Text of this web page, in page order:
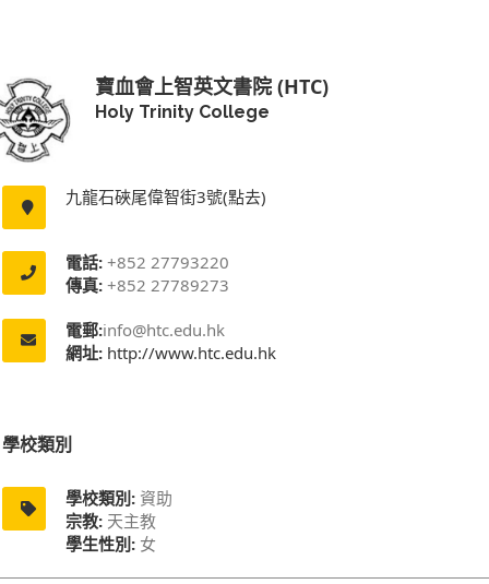
寶血會上智英文書院 (HTC)
Holy Trinity College
九龍石硤尾偉智街3號(點去)
電話: +852 27793220
傳真: +852 27789273
電郵:info@htc.edu.hk
網址: http://www.htc.edu.hk
學校類別
學校類別: 資助
宗教: 天主教
學生性別: 女